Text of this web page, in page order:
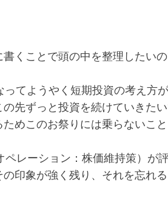
くことで頭の中を整理したい
てようやく短期投資の考え方
先ずっと投資を続けていきた
めこのお祭りには乗らないこ
レーション：株価維持策）が
印象が強く残り、それを忘れ